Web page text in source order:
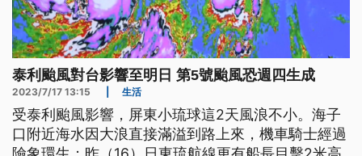
泰利颱風對台影響至明日 第5號颱風恐週四生成
2023/7/17 13:15 生活
受泰利颱風影響，屏東小琉球這2天風浪不小。海子
口附近海水因大浪直接滿溢到路上來，機車騎士經過